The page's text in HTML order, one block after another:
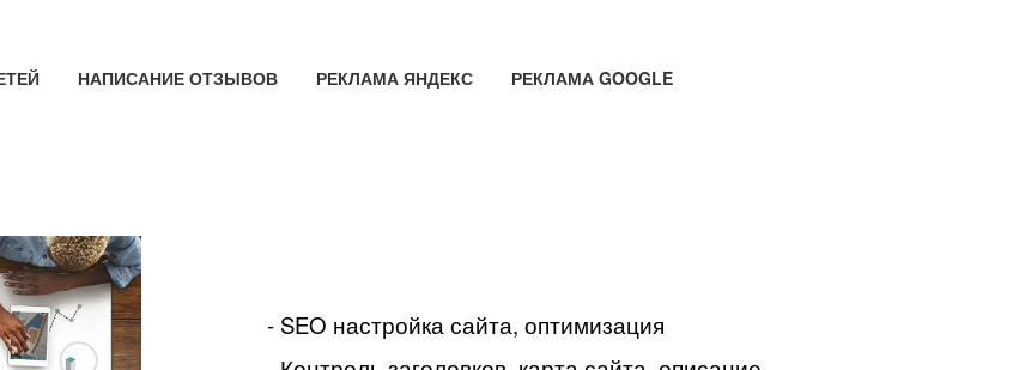
НАПИСАНИЕ ОТЗЫВОВ РЕКЛАМА ЯНДЕКС РЕКЛАМА GOOGLE
- SEO настройка сайта, оптимизация